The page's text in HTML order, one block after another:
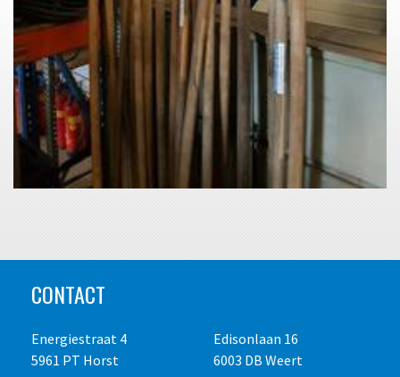
CONTACT
Energiestraat 4
5961 PT Horst
Edisonlaan 16
6003 DB Weert